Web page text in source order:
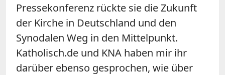
Pressekonferenz rückte sie dieZukunft
der Kirche in Deutschland und den
Synodalen Weg in den Mittelpunkt.
Katholisch.de und KNA haben mir ihr
darüber ebenso gesprochen, wie über